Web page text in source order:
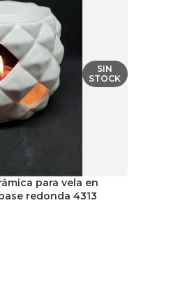
SIN
STOCK
para vela en
redonda 4313